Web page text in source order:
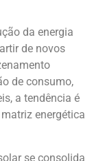
da energia
de novos
de consumo,
a tendência é
energética
se consolida